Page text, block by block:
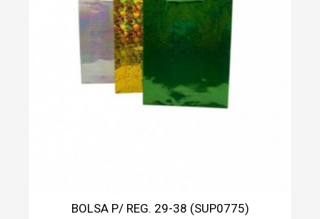
BOLSA P/ REG. 29-38 (SUP0775)